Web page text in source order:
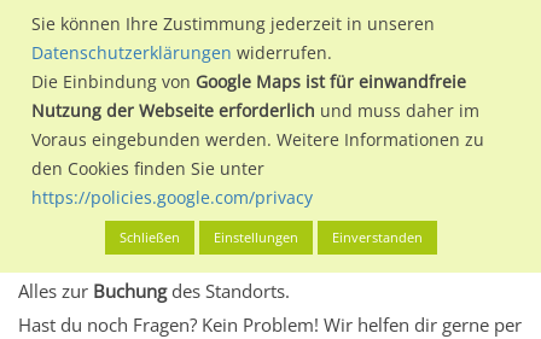
Kirchheim unter Teck, Stadt.
Wir erheben für jede unserer Werbeflächen individuelle und
aktuelleStandortinformationenundLeistungswerte. Damit
kannst du dich schon vor der Buchung im Detail über den
Standort, seine Reichweite und Werbewirkung sowie
eventuelle Beschränkungen in den zugelassenen
Werbeinhalten informieren.
Alles klar? Dann findest du direkt im unteren Teil dieser Seite
Alles zur Buchungdes Standorts.
Hast du noch Fragen? Kein Problem! Wir helfen dir gerne per
Sie können Ihre Zustimmung jederzeit in unseren
Datenschutzerklärungen widerrufen.
Die Einbindung von Google Maps ist für einwandfreie
Nutzung der Webseite erforderlich und muss daher im
Voraus eingebunden werden. Weitere Informationen zu
den Cookies finden Sie unter
https://policies.google.com/privacy
Schließen Einstellungen Einverstanden